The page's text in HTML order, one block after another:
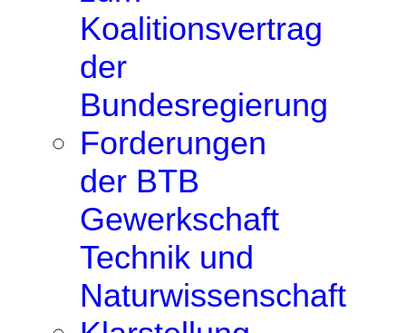
Koalitionsvertrag
der
Bundesregierung
Forderungen
der BTB
Gewerkschaft
Technik und
Naturwissenschaft